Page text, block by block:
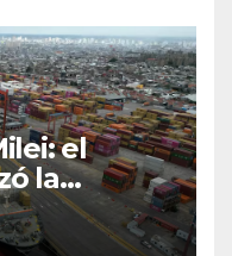
el
la
la
practicaje